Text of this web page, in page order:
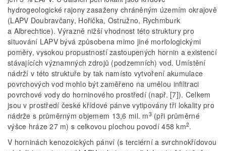
hydrogeologické rajony zasaženy chráněným územím okrajově
(LAPV Doubravčany, Hořička, Ostružno, Rychmburk
a Albrechtice). Výrazně nižší vhodnost této struktury pro
situování LAPV bývá způsobena mimo jiné morfologickými
poměry, vysokou propustností zastoupených hornin a existencí
stávajících významných zdrojů (podzemních) vod. Umístění
nádrží v této struktuře by tak namísto vytvoření akumulace
povrchových vod mohlo být zaměřeno na umělou infiltraci
povrchové vody do horninového prostředí (např. [7]). Celkem
jsou v prostředí české křídové pánve vytipovány tři lokality pro
nádrže s průměrným objemem 13,6 mil. m3(při průměrné
výšce hráze 27 m) s celkovou plochou povodí 458 km2.
V horninách kenozoických pánví (s terciérní a svrchnokřídovou